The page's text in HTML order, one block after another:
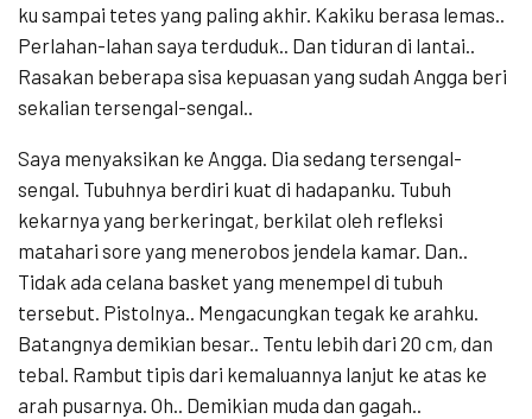
ku sampai tetes yang paling akhir. Kakiku berasa lemas..
Perlahan-lahan saya terduduk.. Dan tiduran di lantai..
Rasakan beberapa sisa kepuasan yang sudah Angga beri
sekalian tersengal-sengal..
Saya menyaksikan ke Angga. Dia sedang tersengal-
sengal. Tubuhnya berdiri kuat di hadapanku. Tubuh
kekarnya yang berkeringat, berkilat oleh refleksi
matahari sore yang menerobos jendela kamar. Dan..
Tidak ada celana basket yang menempel di tubuh
tersebut. Pistolnya.. Mengacungkan tegak ke arahku.
Batangnya demikian besar.. Tentu lebih dari 20 cm, dan
tebal. Rambut tipis dari kemaluannya lanjut ke atas ke
arah pusarnya. Oh.. Demikian muda dan gagah..